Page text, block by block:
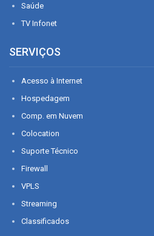
Saúde
TV Infonet
SERVIÇOS
Acesso à Internet
Hospedagem
Comp. em Nuvem
Colocation
Suporte Técnico
Firewall
VPLS
Streaming
Classificados